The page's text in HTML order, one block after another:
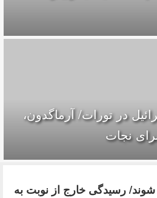
در تورات/ آرماگدون،
نجات
رسیدگی خارج از نوبت به